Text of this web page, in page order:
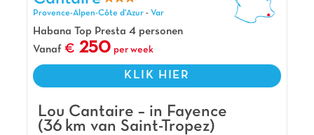
Dramontniet: eenansichtkaartdecor
met zijn
baaienen turquoise watereneen droom!
Pluspunten
Op 7 km van de stranden
Wandeling van Cap Dramont op 15 km
Provence-Alpen-Côte d'Azur - Var
Habana Top Presta 4 personen
Vanaf
250 per week
KLIK HIER
Lou Cantaire – in Fayence
(36 km van Saint-Tropez)